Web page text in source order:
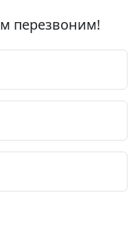
перезвоним!